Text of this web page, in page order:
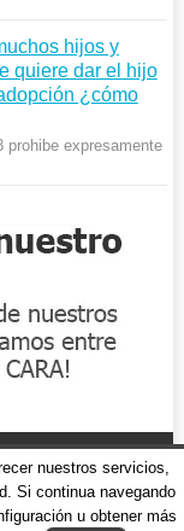
hijos y
quiere dar el hijo
¿cómo
prohibe expresamente
nuestros servicios,
Si continua navegando
u obtener más